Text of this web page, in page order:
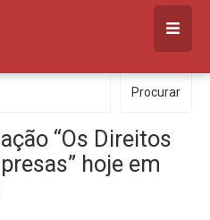
Procurar
“Os Direitos
hoje em